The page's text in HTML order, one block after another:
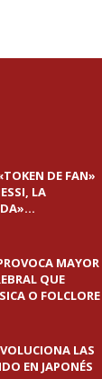
DE FAN»
LA
MAYOR
QUE
O FOLCLORE
LAS
EN JAPONÉS